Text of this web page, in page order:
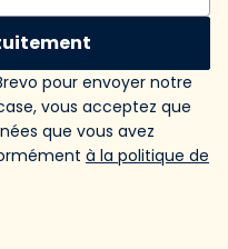
pour envoyer notre
vous acceptez que
que vous avez
à la politique de